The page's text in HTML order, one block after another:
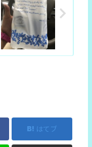
はてブ